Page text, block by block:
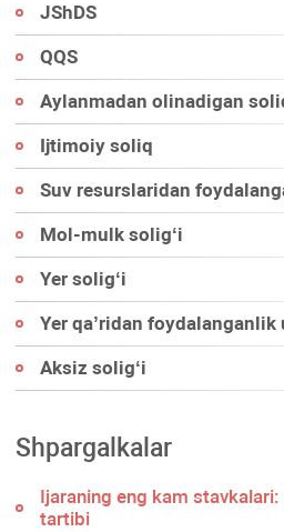
JShDS
QQS
Aylanmadan olinadigan
Ijtimoiy soliq
Suv resurslaridan
Mol-mulk soligʻi
Yer soligʻi
Yer qa’ridan
Aksiz soligʻi
Shpargalkalar
Ijaraning eng kam
tartibi